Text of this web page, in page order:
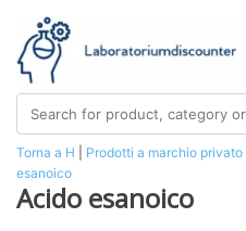
Torna a H Prodotti a marchio privato
esanoico
Acido esanoico